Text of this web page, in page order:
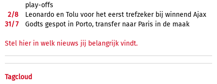
play-offs
2/8
Leonardo en Tolu voor het eerst trefzeker bij winnend Ajax
31/7 Godts gespot in Porto, transfer naar Paris in de maak
Stel hier in welk nieuws jij belangrijk vindt.
Tagcloud